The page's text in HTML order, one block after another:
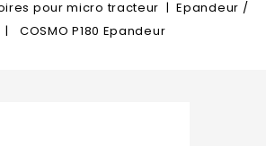
pour micro tracteur
Epandeur /
COSMO P180 Epandeur